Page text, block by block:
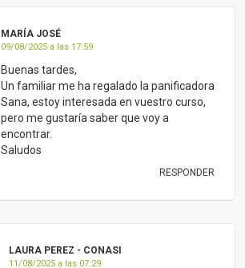
MARÍA JOSÉ
09/08/2025 a las 17:59
Buenas tardes,
Un familiar me ha regalado la panificadora
Sana, estoy interesada en vuestro curso,
pero me gustaría saber que voy a
encontrar.
Saludos
RESPONDER
LAURA PEREZ - CONASI
11/08/2025 a las 07:29